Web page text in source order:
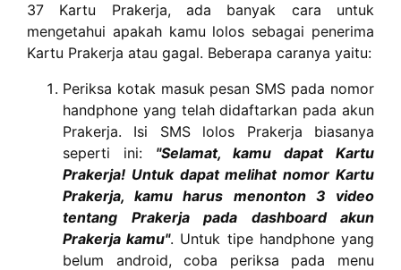
37 Kartu Prakerja, ada banyak cara untuk
mengetahui apakah kamu lolos sebagai penerima
Kartu Prakerja atau gagal. Beberapa caranya yaitu:
Periksa kotak masuk pesan SMS pada nomor
handphone yang telah didaftarkan pada akun
Prakerja. Isi SMS lolos Prakerja biasanya
seperti ini: "Selamat, kamu dapat Kartu
Prakerja! Untuk dapat melihat nomor Kartu
Prakerja, kamu harus menonton 3 video
tentang Prakerja pada dashboard akun
Prakerja kamu". Untuk tipe handphone yang
belum android, coba periksa pada menu